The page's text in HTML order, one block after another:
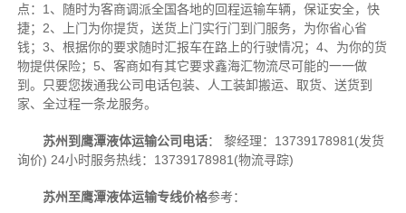
点：1、随时为客商调派全国各地的回程运输车辆，保证安全，快
捷；2、上门为你提货，送货上门实行门到门服务，为你省心省
钱；3、根据你的要求随时汇报车在路上的行驶情况；4、为你的货
物提供保险；5、客商如有其它要求鑫海汇物流尽可能的一一做
到。只要您拨通我公司电话包装、人工装卸搬运、取货、送货到
家、全过程一条龙服务。
苏州到鹰潭液体运输公司电话：
黎经理：13739178981(发货
询价) 24小时服务热线：13739178981(物流寻踪)
苏州至鹰潭液体运输专线价格参考：